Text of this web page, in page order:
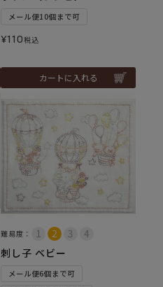
メール便10個まで可
¥110税込
カートに入れる
難易度：
刺し子 ベビー
メール便6個まで可